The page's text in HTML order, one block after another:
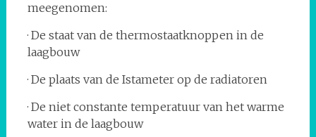
meegenomen:
· De staat van de thermostaatknoppen in de
laagbouw
· De plaats van de Istameter op de radiatoren
· De niet constante temperatuur van het warme
water in de laagbouw